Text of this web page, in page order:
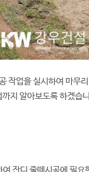
작업을 실시하여 마무리
지 알아보도록 하겠습
잔디 줄떼시공에 필요